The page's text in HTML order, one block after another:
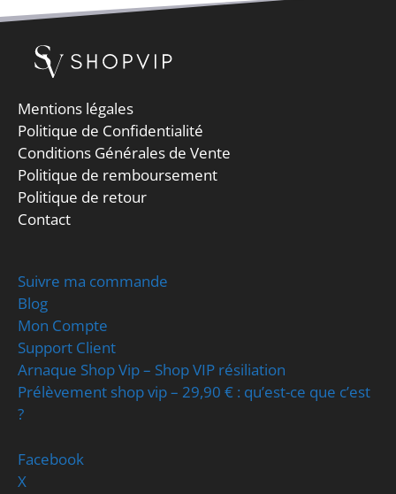
Mentions légales
Politique de Confidentialité
Conditions Générales de Vente
Politique de remboursement
Politique de retour
Contact
Suivre ma commande
Blog
Mon Compte
Support Client
Arnaque Shop Vip – Shop VIP résiliation
Prélèvement shop vip – 29,90 € : qu’est-ce que c’est
?
Facebook
X